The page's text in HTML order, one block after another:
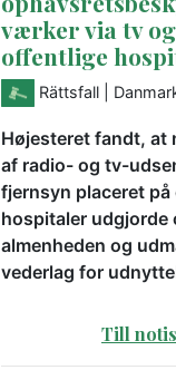
værker via tv
offentlige
Rättsfall |
Højesteret fandt, at
af radio- og tv-
fjernsyn placeret
hospitaler udgjorde
almenheden og
vederlag for
Till